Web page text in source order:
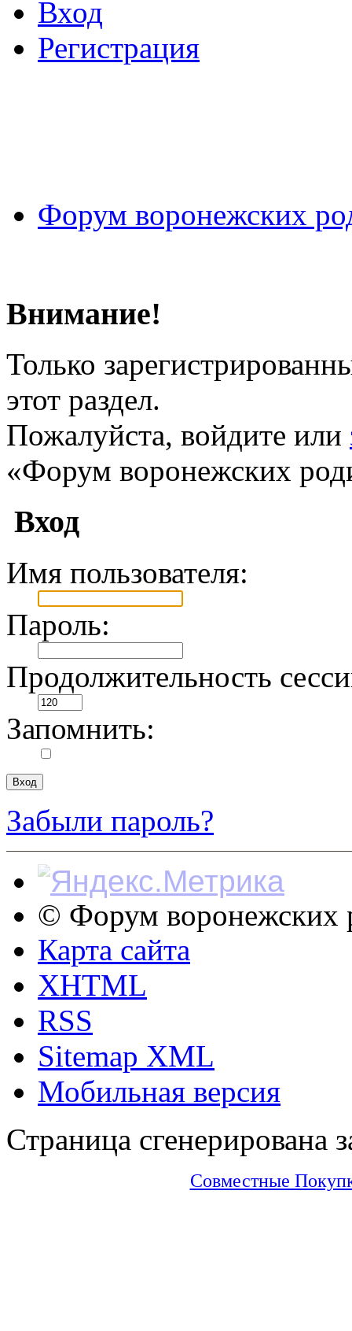
Вход
Регистрация
Форум воронежских
Внимание!
Только
этот раздел.
Пожалуйста, войдите или
«Форум воронежских
Вход
Имя пользователя:
Пароль:
Продолжительность
Запомнить:
Забыли пароль?
© Форум воронежских
Карта сайта
XHTML
RSS
Sitemap XML
Мобильная версия
Страница сгенерирована
Совместные